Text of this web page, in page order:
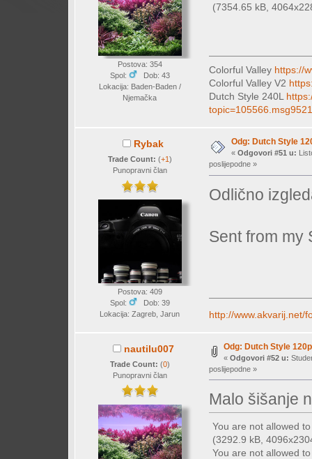
Postova: 354
Spol:
Dob: 43
Lokacija: Baden-Baden /
Njemačka
(7354.65 kB,
Colorful Valley https://
Colorful Valley V2
Dutch Style 240L
Rybak
Trade Count: (+1)
Punopravni član
Postova: 409
Spol:
Dob: 39
Lokacija: Zagreb, Jarun
Odg: Dutch Style
« Odgovori #51 u:
poslijepodne »
Odlično
Sent from my
http://www.akvarij.net/
nautilu007
Trade Count: (0)
Punopravni član
Odg: Dutch Style 120p
« Odgovori #52 u:
poslijepodne »
Malo šišanje
You are not allowed
(3292.9 kB,
You are not allowed